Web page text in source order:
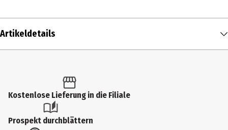
Artikeldetails
Produkttyp
Hubschrauber
Kostenlose Lieferung in die Filiale
Prospekt durchblättern